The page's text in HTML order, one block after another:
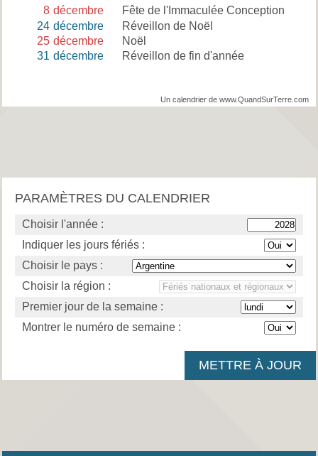
8 décembre
Fête de l'Immaculée Conception
24 décembre
Réveillon de Noël
25 décembre
Noël
31 décembre Réveillon de fin d'année
Un calendrier de www.QuandSurTerre.com
PARAMÈTRES DU CALENDRIER
Choisir l'année :
Indiquer les jours fériés :
Choisir le pays :
Choisir la région :
Premier jour de la semaine :
Montrer le numéro de semaine :